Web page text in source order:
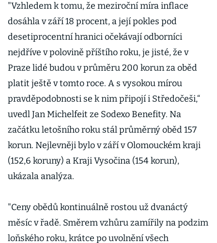
"Vzhledem k tomu, že meziroční míra inflace
dosáhla v září 18 procent, a její pokles pod
desetiprocentní hranici očekávají odborníci
nejdříve v polovině příštího roku, je jisté, že v
Praze lidé budou v průměru 200 korun za oběd
platit ještě v tomto roce. A s vysokou mírou
pravděpodobnosti se k nim připojí i Středočeši,“
uvedl Jan Michelfeit ze Sodexo Benefity. Na
začátku letošního roku stál průměrný oběd 157
korun. Nejlevněji bylo v září v Olomouckém kraji
(152,6 koruny) a Kraji Vysočina (154 korun),
ukázala analýza.
"Ceny obědů kontinuálně rostou už dvanáctý
měsíc v řadě. Směrem vzhůru zamířily na podzim
loňského roku, krátce po uvolnění všech